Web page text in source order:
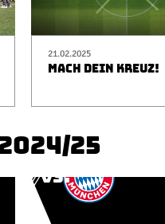
21.02.2025
MACH DEIN KREUZ!
25